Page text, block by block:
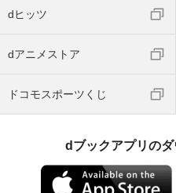
dヒッツ
dアニメストア
ドコモスポーツくじ
dブックアプリの